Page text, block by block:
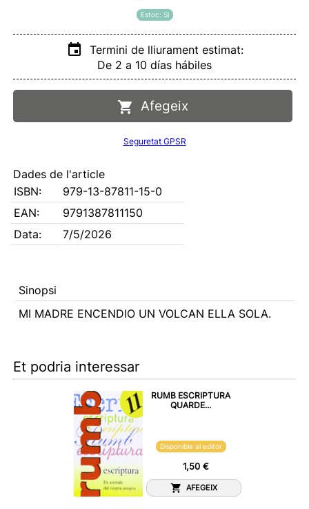
Estoc: Sí
Termini de lliurament estimat:
De 2 a 10 días hábiles
Afegeix
Seguretat GPSR
Dades de l'article
ISBN:
979-13-87811-15-0
EAN:
9791387811150
Data:
7/5/2026
Sinopsi
MI MADRE ENCENDIO UN VOLCAN ELLA SOLA.
Et podria interessar
RUMB ESCRIPTURA
QUARDE...
Disponible al editor
1,50 €
AFEGEIX